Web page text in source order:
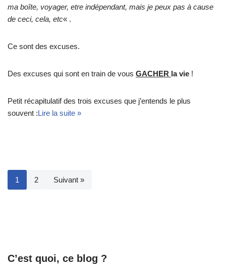
ma boîte, voyager, etre indépendant, mais je peux pas à cause
de ceci, cela, etc« .
Ce sont des excuses.
Des excuses qui sont en train de vous GACHER la vie !
Petit récapitulatif des trois excuses que j’entends le plus
souvent :Lire la suite »
1 2 Suivant »
C’est quoi, ce blog ?